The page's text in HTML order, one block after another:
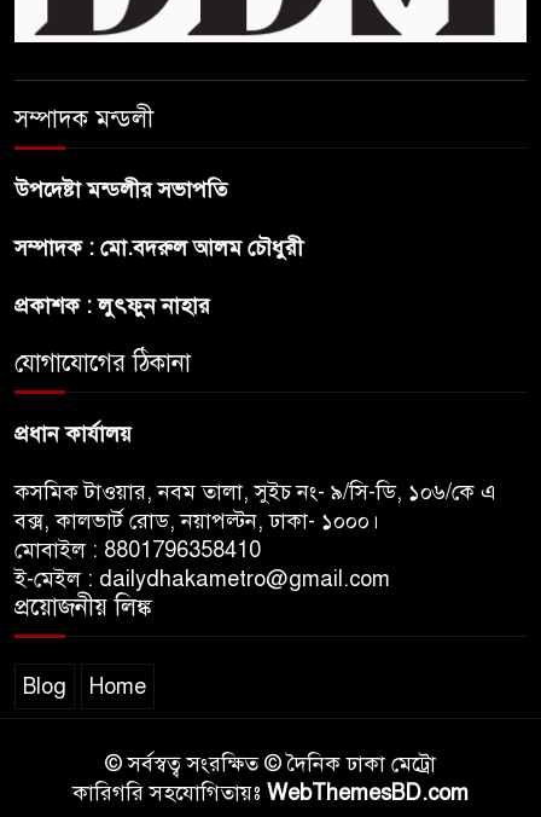
খলনায়ক ডনকে কারাগারে প্রেরণ
রাজসাক্ষী রিজভীর বক্তব্যে ক্ষুব্ধ
সম্পাদক মন্ডলী
উপদেষ্টা মন্ডলীর সভাপতি
সম্পাদক : মো.বদরুল আলম চৌধুরী
প্রকাশক : লুৎফুন নাহার
যোগাযোগের ঠিকানা
প্রধান কার্যালয়
কসমিক টাওয়ার, নবম তালা, সুইচ নং- ৯/সি-ডি, ১০৬/কে এ
বক্স, কালভার্ট রোড, নয়াপল্টন, ঢাকা- ১০০০।
মোবাইল : 8801796358410
ই-মেইল : dailydhakametro@gmail.com
প্রয়োজনীয় লিঙ্ক
Blog Home
© সর্বস্বত্ব সংরক্ষিত © দৈনিক ঢাকা মেট্রো
কারিগরি সহযোগিতায়ঃ WebThemesBD.com